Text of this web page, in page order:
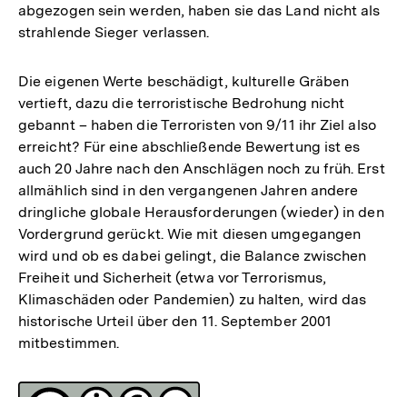
abgezogen sein werden, haben sie das Land nicht als
strahlende Sieger verlassen.
Die eigenen Werte beschädigt, kulturelle Gräben
vertieft, dazu die terroristische Bedrohung nicht
gebannt – haben die Terroristen von 9/11 ihr Ziel also
erreicht? Für eine abschließende Bewertung ist es
auch 20 Jahre nach den Anschlägen noch zu früh. Erst
allmählich sind in den vergangenen Jahren andere
dringliche globale Herausforderungen (wieder) in den
Vordergrund gerückt. Wie mit diesen umgegangen
wird und ob es dabei gelingt, die Balance zwischen
Freiheit und Sicherheit (etwa vor Terrorismus,
Klimaschäden oder Pandemien) zu halten, wird das
historische Urteil über den 11. September 2001
mitbestimmen.